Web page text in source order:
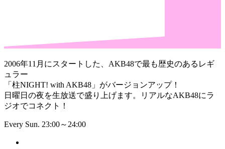
2006年11月にスタートした、AKB48で最も歴史のあるレギ
ュラー
「柱NIGHT! with AKB48」がバージョンアップ！
日曜日の夜を生放送で盛り上げます。リアルなAKB48にラ
ジオでコネクト！
Every Sun. 23:00～24:00